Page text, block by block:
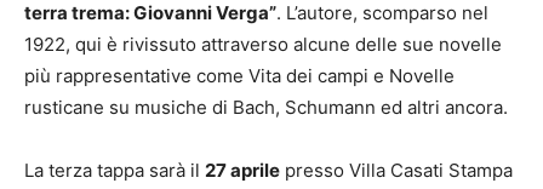
terra trema: Giovanni Verga”. L’autore, scomparso nel
1922, qui è rivissuto attraverso alcune delle sue novelle
più rappresentative come Vita dei campi e Novelle
rusticane su musiche di Bach, Schumann ed altri ancora.
La terza tappa sarà il 27 aprile presso Villa Casati Stampa